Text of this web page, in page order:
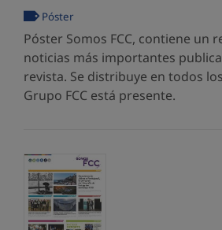
Póster
Póster Somos FCC, contiene un
noticias más importantes
revista. Se distribuye en todos
Grupo FCC está presente.